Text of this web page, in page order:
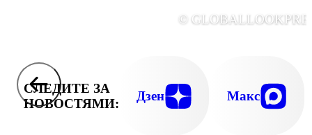
©
СЛЕДИТЕ ЗА
НОВОСТЯМИ:
Дзен Макс